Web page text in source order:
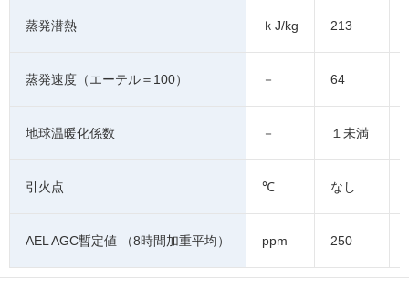
蒸発潜熱 ｋJ/kg 213
蒸発速度（エーテル＝100） － 64
地球温暖化係数 － １未満
引火点 ℃ なし
AEL AGC暫定値 （8時間加重平均） ppm 250